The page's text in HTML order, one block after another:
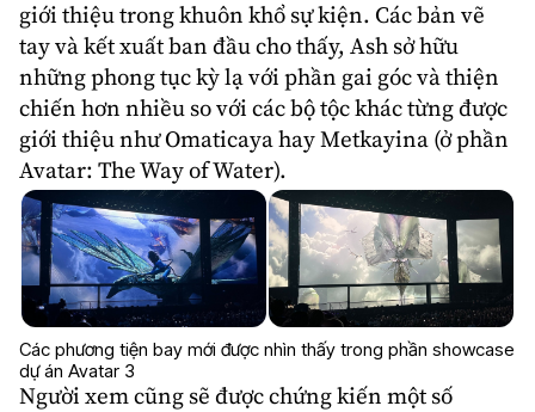
giới thiệu trong khuôn khổ sự kiện. Các bản vẽ
tay và kết xuất ban đầu cho thấy, Ash sở hữu
những phong tục kỳ lạ với phần gai góc và thiện
chiến hơn nhiều so với các bộ tộc khác từng được
giới thiệu như Omaticaya hay Metkayina (ở phần
Avatar: The Way of Water).
Các phương tiện bay mới được nhìn thấy trong phần showcase
dự án Avatar 3
Người xem cũng sẽ được chứng kiến một số